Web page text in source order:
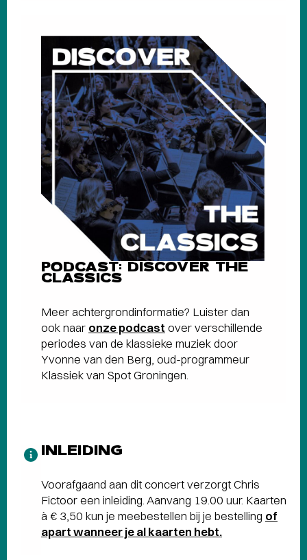
PODCAST: DISCOVER THE
CLASSICS
Meer achtergrondinformatie? Luister dan
ook naar onze podcast over verschillende
periodes van de klassieke muziek door
Yvonne van den Berg, oud-programmeur
Klassiek van Spot Groningen.
INLEIDING
Voorafgaand aan dit concert verzorgt Chris
Fictoor een inleiding. Aanvang 19.00 uur. Kaarten
à € 3,50 kun je meebestellen bij je bestelling of
apart wanneer je al kaarten hebt.